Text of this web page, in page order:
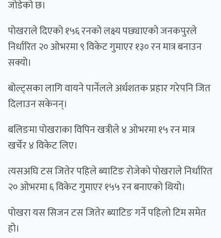
जोडेको छ।
पोखराले दिएको १५६ रनको लक्ष्य पछ्याएको जनकपुरले
निर्धारित २० ओभरमा ९ विकेट गुमाएर १३० रन मात्र बनाउन
सक्यो।
बोल्ट्सका लागि वायने पार्नेलले अर्धशतक प्रहार गरेपनि जित
दिलाउन सकेनन्।
बलिङमा पोखराका विपिन खत्रीले ४ ओभरमा १५ रन मात्र
खर्चेर ४ विकेट लिए।
त्यसअघि टस जितेर पहिले ब्याटिङ रोजेको पोखराले निर्धारित
२० ओभरमा ६ विकेट गुमाएर १५५ रन बनाएको थियो।
पोखरा यस सिजन टस जितेर ब्याटिङ गर्ने पहिलो टिम समेत
हो।